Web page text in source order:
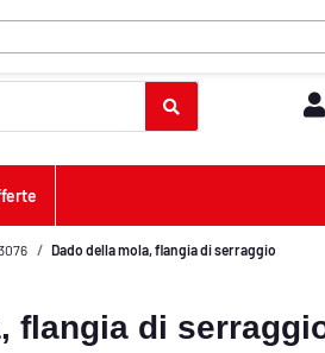
IT
Dado della mola, flangia di serraggio
flangia di